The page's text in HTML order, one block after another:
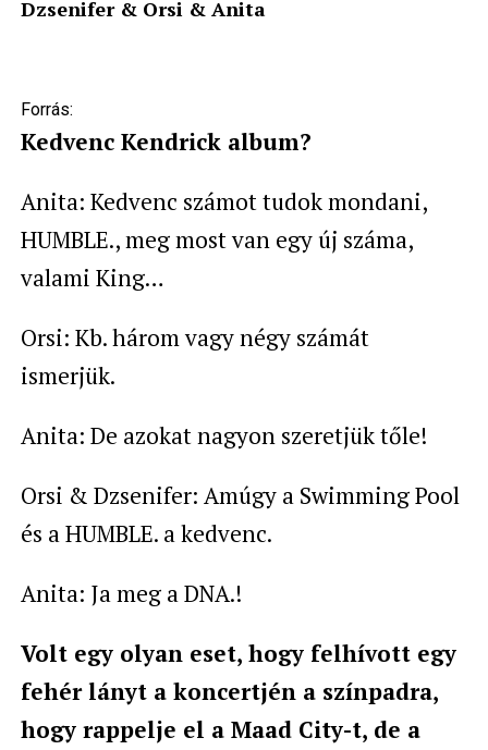
Dzsenifer & Orsi & Anita
Forrás:
Kedvenc Kendrick album?
Anita: Kedvenc számot tudok mondani,
HUMBLE., meg most van egy új száma,
valami King…
Orsi: Kb. három vagy négy számát
ismerjük.
Anita: De azokat nagyon szeretjük tőle!
Orsi & Dzsenifer: Amúgy a Swimming Pool
és a HUMBLE. a kedvenc.
Anita: Ja meg a DNA.!
Volt egy olyan eset, hogy felhívott egy
fehér lányt a koncertjén a színpadra,
hogy rappelje el a Maad City-t, de a